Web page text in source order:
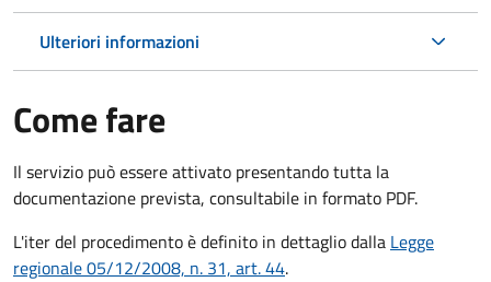
Ulteriori informazioni
Come fare
Il servizio può essere attivato presentando tutta la
documentazione prevista, consultabile in formato PDF.
L'iter del procedimento è definito in dettaglio dalla Legge
regionale 05/12/2008, n. 31, art. 44.